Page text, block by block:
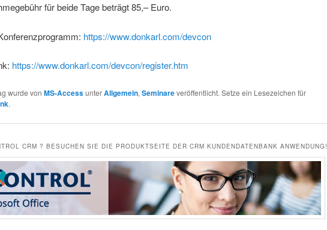
für beide Tage beträgt 85,– Euro.
https://www.donkarl.com/devcon
https://www.donkarl.com/devcon/register.htm
wurde von MS-AccessunterAllgemein, Seminareveröffentlicht. Setze ein Lesezeichen für
.
CRM ? BESUCHEN SIE DIE PRODUKTSEITE DER CRM KUNDENDATENBANK ANWENDUNG!